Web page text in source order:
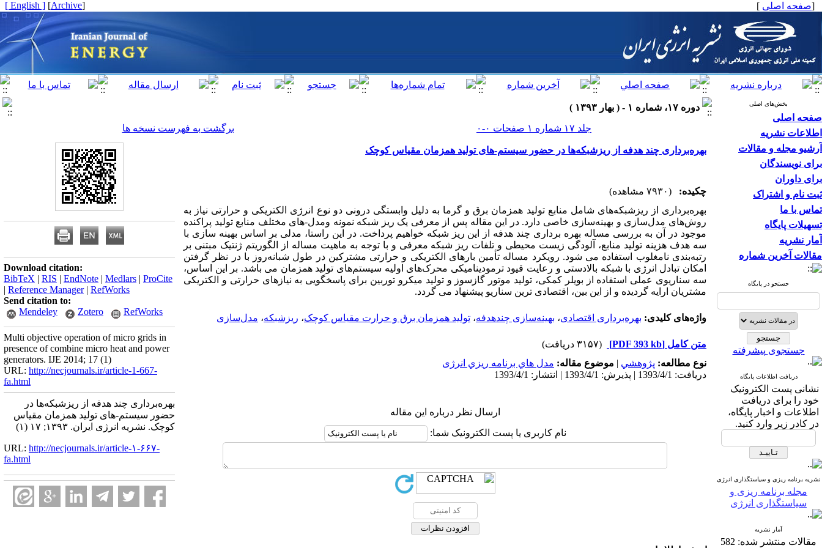
[صفحه اصلی ]
[
Archive
]
[ English ]
بخش‌های اصلی
صفحه اصلی
اطلاعات نشریه
آرشیو مجله و مقالات
برای نویسندگان
برای داوران
ثبت نام و اشتراک
تماس با ما
تسهیلات پایگاه
آمار نشریه
مقالات آخرین شماره
جستجو در پایگاه
جستجوی پیشرفته
دریافت اطلاعات پایگاه
نشانی پست الکترونیک
خود را برای دریافت
اطلاعات و اخبار پایگاه،
در کادر زیر وارد کنید.
نشریه برنامه ریزی و سیاستگذاری انرژی
مجله برنامه ریزی و
سیاستگذاری انرژی
آمار نشریه
مقالات منتشر شده: 582
دوره ۱۷، شماره ۱ - ( بهار ۱۳۹۳ )
جلد ۱۷ شماره ۱ صفحات ۰-۰
برگشت به فهرست نسخه ها
بهره‌برداری چند هدفه از ریزشبکه‌ها در حضور سیستم-های تولید همزمان مقیاس کوچک
چکیده:
(۷۹۳۰ مشاهده)
بهره‌برداری از ریزشبکه‌ها‌ی شامل منابع تولید همزمان برق و گرما به دلیل وابستگی درونی دو نوع انرژی الکتریکی و حرارتی نیاز به
روش‌های مدل‌سازی و بهینه‌سازی خاصی دارد. در این مقاله پس از معرفی یک ریز شبکه نمونه ومدل-های مختلف منابع تولید پراکنده
موجود در آن به بررسی مساله بهره برداری چند هدفه از این ریز شبکه خواهیم پرداخت. در این راستا، مدلی بر اساس بهینه سازی با
سه هدف هزینه‌ تولید منابع، آلودگی زیست محیطی و تلفات ریز شبکه معرفی و با توجه به ماهیت مساله از الگوریتم ژنتیک مبتنی بر
رتبه‌بندی نامغلوب استفاده می شود. رویکرد مساله تأمین بارهای الکتریکی و حرارتی مشترکین در طول شبانه‌روز با در نظر گرفتن
امکان تبادل انرژی با شبکه بالادستی و رعایت قیود ترمودینامیکی محرک‌های اولیه‌ سیستم‌های تولید همزمان می باشد. بر این اساس،
سه سناریوی عملی استفاده از بویلر کمکی، تولید موتور گازسوز و تولید میکرو توربین برای پاسخگویی به نیازهای حرارتی و الکتریکی
مشتریان ارایه گردیده و از این بین، اقتصادی ترین سناریو پیشنهاد می گردد.
واژه‌های کلیدی: بهره‌برداری اقتصادی، بهینه‌سازی چندهدفه، تولید همزمان برق و حرارت مقیاس کوچک، ریزشبکه، مدل‌سازی
متن کامل [PDF 393 kb]
(۳۱۵۷ دریافت)
نوع مطالعه: پژوهشي | موضوع مقاله: مدل هاي برنامه ريزي انرژی
دریافت: 1393/4/1 | پذیرش: 1393/4/1 | انتشار: 1393/4/1
ارسال نظر درباره این مقاله
نام کاربری یا پست الکترونیک شما:
Download citation:
BibTeX | RIS | EndNote | Medlars | ProCite
| Reference Manager| RefWorks
Send citation to:
Mendeley
Zotero RefWorks
Multi objective operation of micro grids in
presence of combine micro heat and power
generators. IJE 2014; 17 (1)
URL: http://necjournals.ir/article-1-667-
fa.html
بهره‌برداری چند هدفه از ریزشبکه‌ها در
حضور سیستم-های تولید همزمان مقیاس
کوچک. نشریه انرژی ایران. ۱۳۹۳; ۱۷ (۱)
URL: http://necjournals.ir/article-۱-۶۶۷-
fa.html